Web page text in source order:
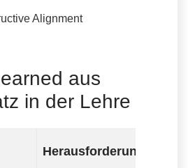
Alignment
aus
in der Lehre
Herausforderungen